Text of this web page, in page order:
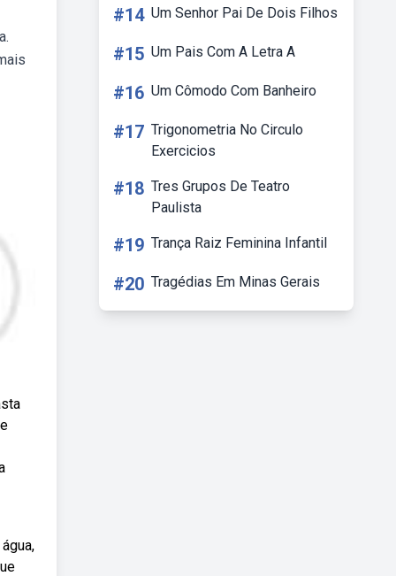
#14 Um Senhor Pai De Dois Filhos
#15 Um Pais Com A Letra A
#16 Um Cômodo Com Banheiro
#17 Trigonometria No Circulo
Exercicios
#18 Tres Grupos De Teatro
Paulista
#19 Trança Raiz Feminina Infantil
#20 Tragédias Em Minas Gerais